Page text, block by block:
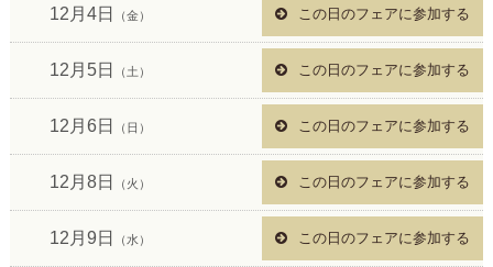
12月4日 （金） この日のフェアに参加する
12月5日 （土） この日のフェアに参加する
12月6日 （日） この日のフェアに参加する
12月8日 （火） この日のフェアに参加する
12月9日 （水） この日のフェアに参加する